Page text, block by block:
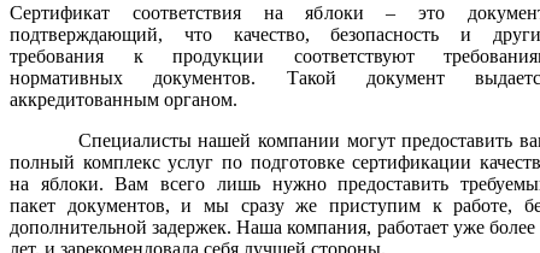
Сертификат соответствия на яблоки – это
подтверждающий, что качество, безопасность и
требования к продукции соответствуют
нормативных документов. Такой документ
аккредитованным органом.
Специалисты нашей компании могут предоставить
полный комплекс услуг по подготовке сертификации
на яблоки. Вам всего лишь нужно предоставить
пакет документов, и мы сразу же приступим к работе,
дополнительной задержек. Наша компания, работает уже более
лет, и зарекомендовала себя лучшей стороны.